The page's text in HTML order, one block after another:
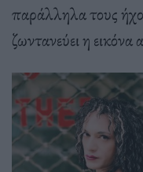
παράλληλα τους
ζωντανεύει η εικόνα